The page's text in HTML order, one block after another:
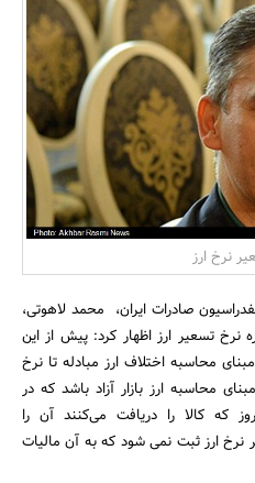
بانک، بیمه و سرمایه
مسکن و ساختمان
نرخ ارز
صادرات ایران، محمد لاهوتی،
نرخ تسعیر ارز اظهار کرد: پیش از این
محاسبه اختلاف ارز مبادله تا نرخ
محاسبه ارز بازار آزاد باشد که در
که کالا را دریافت می‌کنند آن را
ارز ثبت نمی شود که به آن مالیات